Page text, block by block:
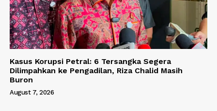
Kasus Korupsi Petral: 6 Tersangka Segera
Dilimpahkan ke Pengadilan, Riza Chalid Masih
Buron
August 7, 2026